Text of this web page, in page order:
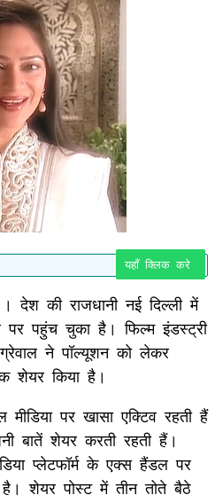
यहाँ क्लिक करे
की राजधानी नई दिल्ली में
पहुंच चुका है। फिल्म इंडस्ट्री
ग्रेवाल ने पॉल्यूशन को लेकर
शेयर किया है।
पर खासा एक्टिव रहती हैं
शेयर करती रहती हैं।
प्लेटफॉर्म के एक्स हैंडल पर
शेयर पोस्ट में तीन तोते बैठे